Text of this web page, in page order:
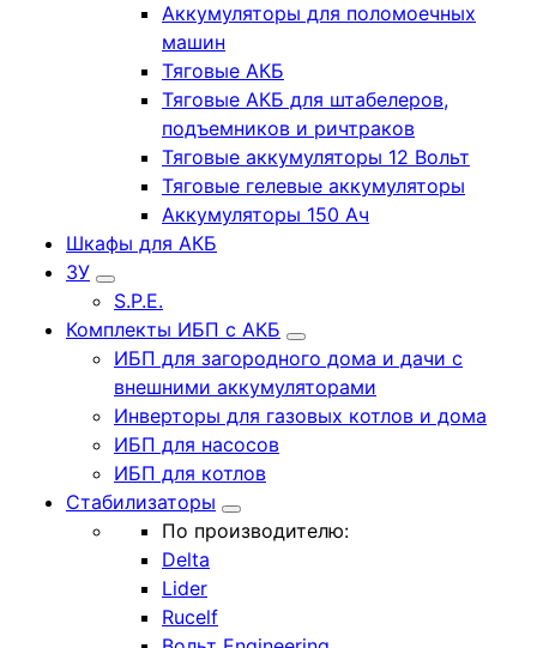
Аккумуляторы для поломоечных
машин
Тяговые АКБ
Тяговые АКБ для штабелеров,
подъемников и ричтраков
Тяговые аккумуляторы 12 Вольт
Тяговые гелевые аккумуляторы
Аккумуляторы 150 Ач
Шкафы для АКБ
ЗУ
S.P.E.
Комплекты ИБП с АКБ
ИБП для загородного дома и дачи с
внешними аккумуляторами
Инверторы для газовых котлов и дома
ИБП для насосов
ИБП для котлов
Стабилизаторы
По производителю:
Delta
Lider
Rucelf